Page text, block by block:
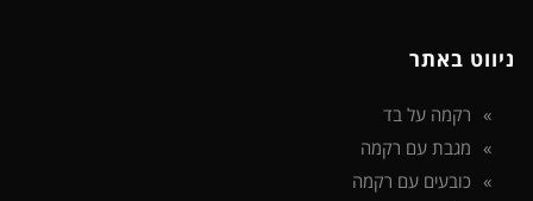
ניווט באתר
רקמה על בד
מגבת עם רקמה
כובעים עם רקמה